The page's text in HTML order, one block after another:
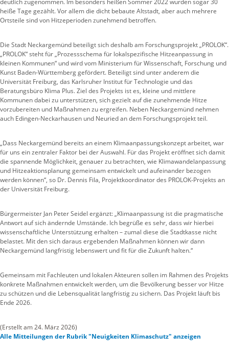
deutlich zugenommen. Im besonders heißen Sommer 2022 wurden sogar 30
heiße Tage gezählt. Vor allem die dicht bebaute Altstadt, aber auch mehrere
Ortsteile sind von Hitzeperioden zunehmend betroffen.
Die Stadt Neckargemünd beteiligt sich deshalb am Forschungsprojekt „PROLOK“.
„PROLOK“ steht für „Prozessschema für lokalspezifische Hitzeanpassung in
kleinen Kommunen“ und wird vom Ministerium für Wissenschaft, Forschung und
Kunst Baden-Württemberg gefördert. Beteiligt sind unter anderem die
Universität Freiburg, das Karlsruher Institut für Technologie und das
Beratungsbüro Klima Plus. Ziel des Projekts ist es, kleine und mittlere
Kommunen dabei zu unterstützen, sich gezielt auf die zunehmende Hitze
vorzubereiten und Maßnahmen zu ergreifen. Neben Neckargemünd nehmen
auch Edingen-Neckarhausen und Neuried an dem Forschungsprojekt teil.
„Dass Neckargemünd bereits an einem Klimaanpassungskonzept arbeitet, war
für uns ein zentraler Faktor bei der Auswahl. Für das Projekt eröffnet sich damit
die spannende Möglichkeit, genauer zu betrachten, wie Klimawandelanpassung
und Hitzeaktionsplanung gemeinsam entwickelt und aufeinander bezogen
werden können“, so Dr. Dennis Fila, Projektkoordinator des PROLOK-Projekts an
der Universität Freiburg.
Bürgermeister Jan Peter Seidel ergänzt: „Klimaanpassung ist die pragmatische
Antwort auf sich ändernde Umstände. Ich begrüße es sehr, dass wir hierbei
wissenschaftliche Unterstützung erhalten – zumal diese die Stadtkasse nicht
belastet. Mit den sich daraus ergebenden Maßnahmen können wir dann
Neckargemünd langfristig lebenswert und fit für die Zukunft halten.“
Gemeinsam mit Fachleuten und lokalen Akteuren sollen im Rahmen des Projekts
konkrete Maßnahmen entwickelt werden, um die Bevölkerung besser vor Hitze
zu schützen und die Lebensqualität langfristig zu sichern. Das Projekt läuft bis
Ende 2026.
(Erstellt am 24. März 2026)
Alle Mitteilungen der Rubrik "Neuigkeiten Klimaschutz" anzeigen